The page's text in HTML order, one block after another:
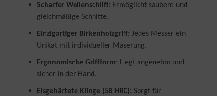
Scharfer Wellenschliff: Ermöglicht saubere und
gleichmäßige Schnitte.
Einzigartiger Birkenholzgriff: Jedes Messer ein
Unikat mit individueller Maserung.
Ergonomische Griffform: Liegt angenehm und
sicher in der Hand.
Eisgehärtete Klinge (58 HRC): Sorgt für